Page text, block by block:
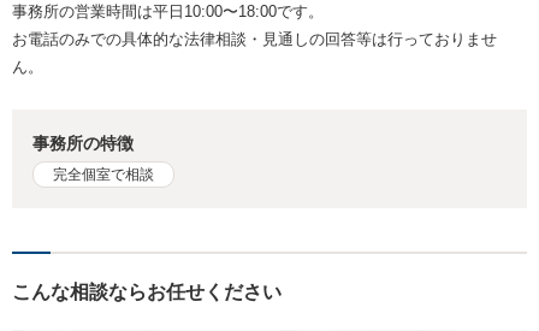
事務所の営業時間は平日10:00〜18:00です。
お電話のみでの具体的な法律相談・見通しの回答等は行っておりませ
ん。
事務所の特徴
完全個室で相談
こんな相談ならお任せください